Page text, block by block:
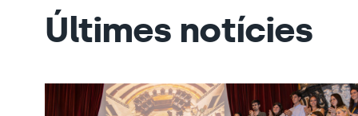
Últimes notícies